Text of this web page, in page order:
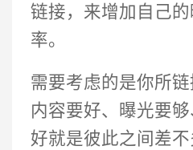
链接，来增加自己
率。
需要考虑的是你所
内容要好、曝光要
好就是彼此之间差